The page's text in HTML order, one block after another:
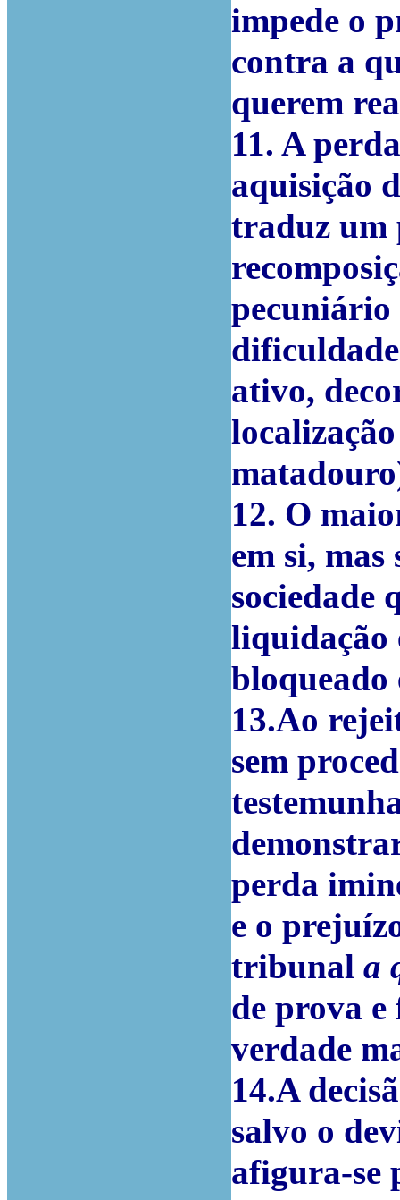
impede o
contra a
querem
11. A
aquisição
traduz um
pecuniário
ativo,
12. O
em si,
sociedade
liquidação
bloqueado
13.Ao
sem
perda
e o
tribunal a
de prova
verdade
14.A
salvo o
afigura-se